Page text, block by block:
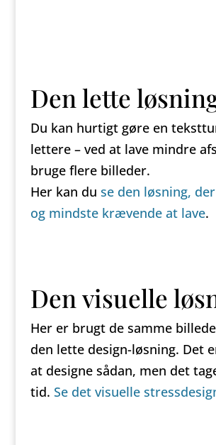
Den lette
Du kan hurtigt gøre en
lettere – ved at lave mindre
bruge flere billeder.
Her kan du se den løsning,
og mindste krævende at lave.
Den visuelle
Her er brugt de samme
den lette design-løsning. Det
at designe sådan, men det
tid. Se det visuelle